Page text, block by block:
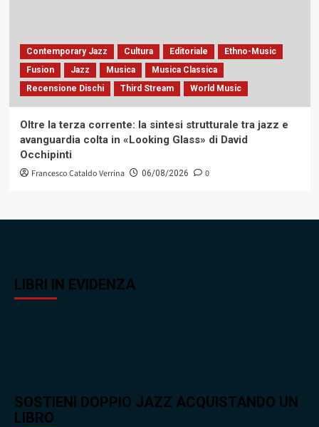
Contemporary Jazz Cultura Editoriale
Ethno-Music
Fusion
Jazz Musica
Musica Classica
Recensione Dischi
Third Stream World Music
Oltre la terza corrente: la sintesi strutturale tra jazz e
avanguardia colta in «Looking Glass» di David
Occhipinti
Francesco Cataldo Verrina 06/08/2026 0
LIBRI IN EVIDENZA
SOSTIENI DOPPIO JAZZ ACQUISTANDO UN
LIBRO